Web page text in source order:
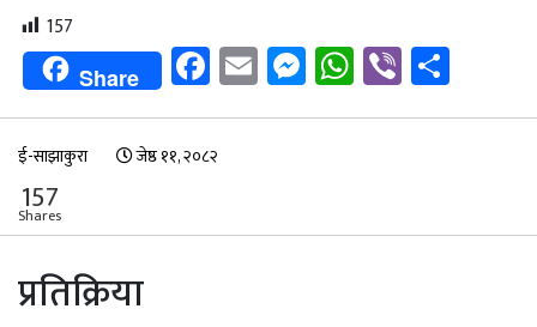
157
Share Facebook
EmailMessenger
WhatsApp
Viber
ई-साझाकुरा जेष्ठ ११, २०८२
157
Shares
प्रतिक्रिया